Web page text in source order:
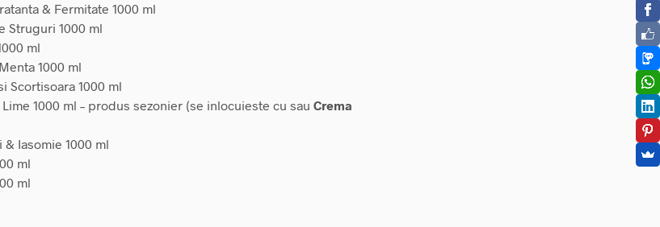
& Fermitate 1000 ml
Struguri 1000 ml
ml
1000 ml
Scortisoara 1000 ml
Lime 1000 ml – produs sezonier (se inlocuieste cu sau Crema
& Iasomie 1000 ml
ml
ml